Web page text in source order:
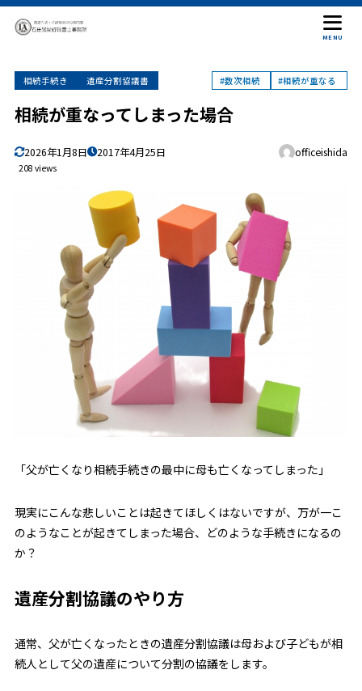
MENU
相続手続き 遺産分割協議書 #数次相続 #相続が重なる
相続が重なってしまった場合
2026年1月8日 2017年4月25日 officeishida
208 views
「父が亡くなり相続手続きの最中に母も亡くなってしまった」
現実にこんな悲しいことは起きてほしくはないですが、万が一こ
のようなことが起きてしまった場合、どのような手続きになるの
か？
遺産分割協議のやり方
通常、父が亡くなったときの遺産分割協議は母および子どもが相
続人として父の遺産について分割の協議をします。